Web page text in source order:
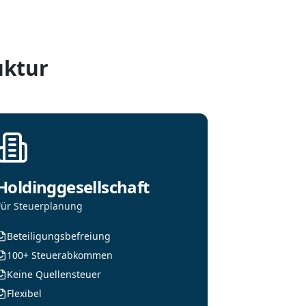
Steuerplanung
Beteiligungsbefreiung
100+ Steuerabkommen
Keine Quellensteuer
Flexibel